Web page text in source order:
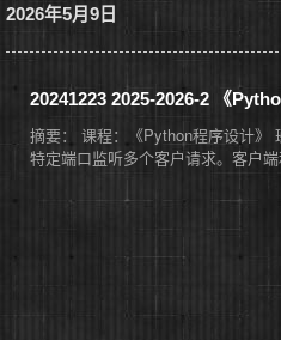
2026年5月9日
20241223 2025-2026-2 《
摘要： 课程：《Python程序设计》
特定端口监听多个客户请求。客户